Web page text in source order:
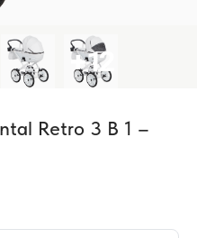
Retro 3 В 1 –